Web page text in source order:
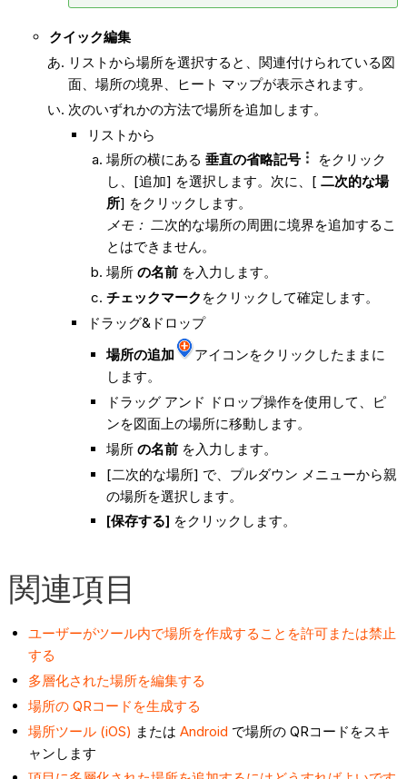
クイック編集
リストから場所を選択すると、関連付けられている図
面、場所の境界、ヒート マップが表示されます。
次のいずれかの方法で場所を追加します。
リストから
場所の横にある 垂直の省略記号
をクリック
し、[追加] を選択します。次に、[ 二次的な場
所] をクリックします。
メモ： 二次的な場所の周囲に境界を追加するこ
とはできません。
場所 の名前を入力します。
チェックマーク をクリックして確定します。
ドラッグ&ドロップ
場所の追加
アイコンをクリックしたままに
します。
ドラッグ アンド ドロップ操作を使用して、ピ
ンを図面上の場所に移動します。
場所 の名前を入力します。
[二次的な場所] で、プルダウン メニューから親
の場所を選択します。
[保存する] をクリックします。
関連項目
ユーザーがツール内で場所を作成することを許可または禁止
する
多層化された場所を編集する
場所の QRコードを生成する
場所ツール (iOS) またはAndroid で場所の QRコードをスキ
ャンします